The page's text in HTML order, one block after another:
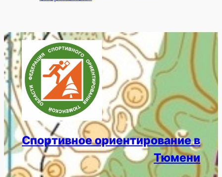
Спортивное ориентирование в
Тюмени